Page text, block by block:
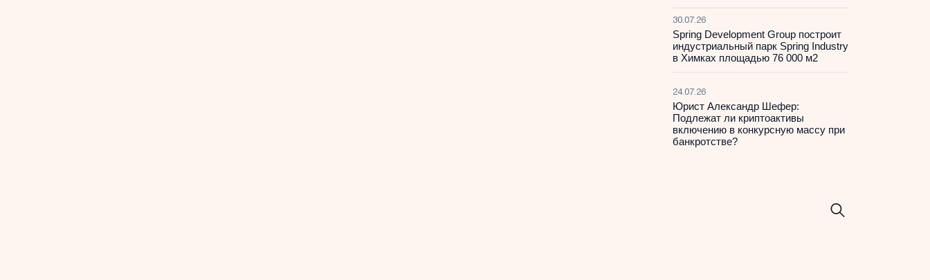
30.07.26
Spring Development Group построит
индустриальный парк Spring Industry
в Химках площадью 76 000 м2
24.07.26
Юрист Александр Шефер:
Подлежат ли криптоактивы
включению в конкурсную массу при
банкротстве?